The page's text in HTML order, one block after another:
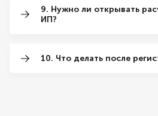
9. Нужно ли открывать
ИП?
10. Что делать после